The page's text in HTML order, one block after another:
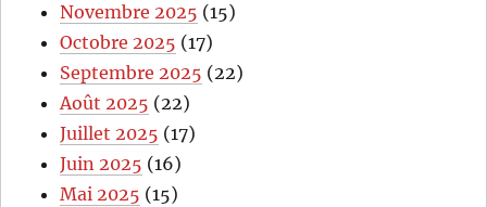
Novembre 2025 (15)
Octobre 2025 (17)
Septembre 2025 (22)
Août 2025 (22)
Juillet 2025 (17)
Juin 2025 (16)
Mai 2025 (15)